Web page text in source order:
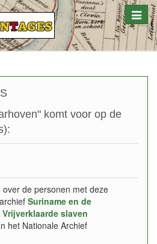
Toggle
komt voor op de
de personen met deze
Suriname en de
slaven
het Nationale Archief